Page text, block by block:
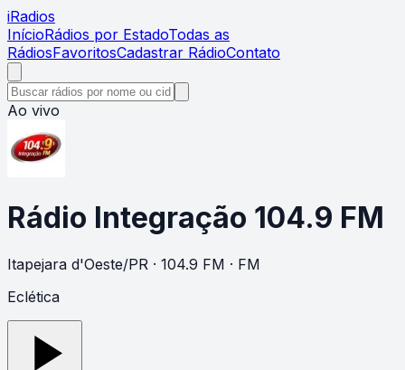
iRadios
InícioRádios por EstadoTodas as
RádiosFavoritosCadastrar RádioContato
Ao vivo
Rádio Integração 104.9 FM
Itapejara d'Oeste/PR · 104.9 FM · FM
Eclética